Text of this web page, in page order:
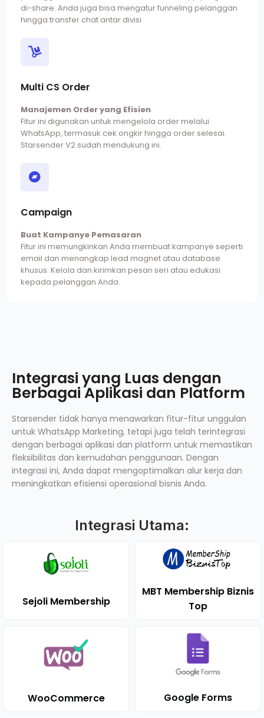
di-share. Anda juga bisa mengatur funneling pelanggan
hingga transfer chat antar divisi.
Multi CS Order
Manajemen Order yang Efisien
Fitur ini digunakan untuk mengelola order melalui
WhatsApp, termasuk cek ongkir hingga order selesai.
Starsender V2 sudah mendukung ini.
Campaign
Buat Kampanye Pemasaran
Fitur ini memungkinkan Anda membuat kampanye seperti
email dan menangkap lead magnet atau database
khusus. Kelola dan kirimkan pesan seri atau edukasi
kepada pelanggan Anda.
Integrasi yang Luas dengan
Berbagai Aplikasi dan Platform
Starsender tidak hanya menawarkan fitur-fitur unggulan
untuk WhatsApp Marketing, tetapi juga telah terintegrasi
dengan berbagai aplikasi dan platform untuk memastikan
fleksibilitas dan kemudahan penggunaan. Dengan
integrasi ini, Anda dapat mengoptimalkan alur kerja dan
meningkatkan efisiensi operasional bisnis Anda.
Integrasi Utama:
Sejoli Membership
MBT Membership Biznis
Top
WooCommerce Google Forms